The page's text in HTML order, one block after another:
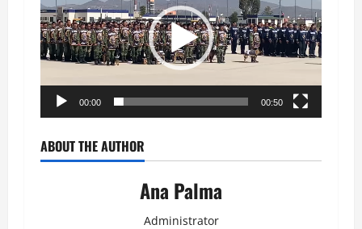
vídeo
00:00 00:50
ABOUT THE AUTHOR
Ana Palma
Administrator